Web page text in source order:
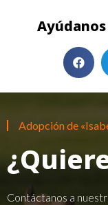
Adopción de
Contáctanos a